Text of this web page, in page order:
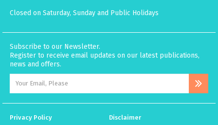
Closed on Saturday, Sunday and Public Holidays
Subscribe to our Newsletter.
Register to receive email updates on our latest publications,
news and offers.
Privacy Policy Disclaimer